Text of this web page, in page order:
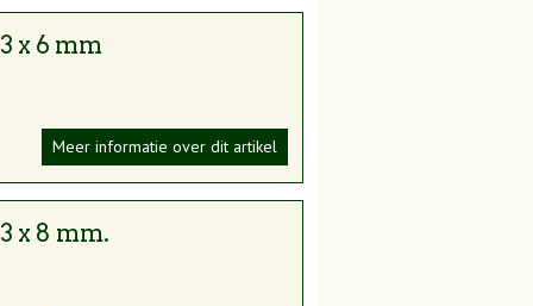
x 6 mm
Meer informatie over dit artikel
x 8 mm.